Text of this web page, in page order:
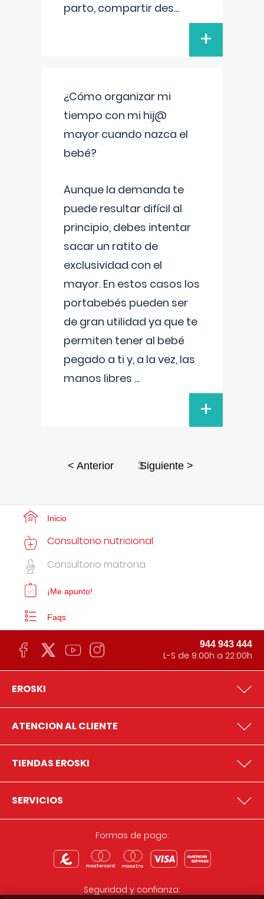
parto, compartir des...
+
¿Cómo organizar mi
tiempo con mi hij@
mayor cuando nazca el
bebé?
Aunque la demanda te
puede resultar difícil al
principio, debes intentar
sacar un ratito de
exclusividad con el
mayor. En estos casos los
portabebés pueden ser
de gran utilidad ya que te
permiten tener al bebé
pegado a ti y, a la vez, las
manos libres ...
+
< Anterior 3Siguiente >
Inicio
Consultorio nutricional
Consultorio matrona
¡Me apunto!
Faqs
944 943 444
L-S de 9:00h a 22:00h
EROSKI
ATENCION AL CLIENTE
TIENDAS EROSKI
SERVICIOS
Formas de pago:
Seguridad y confianza: